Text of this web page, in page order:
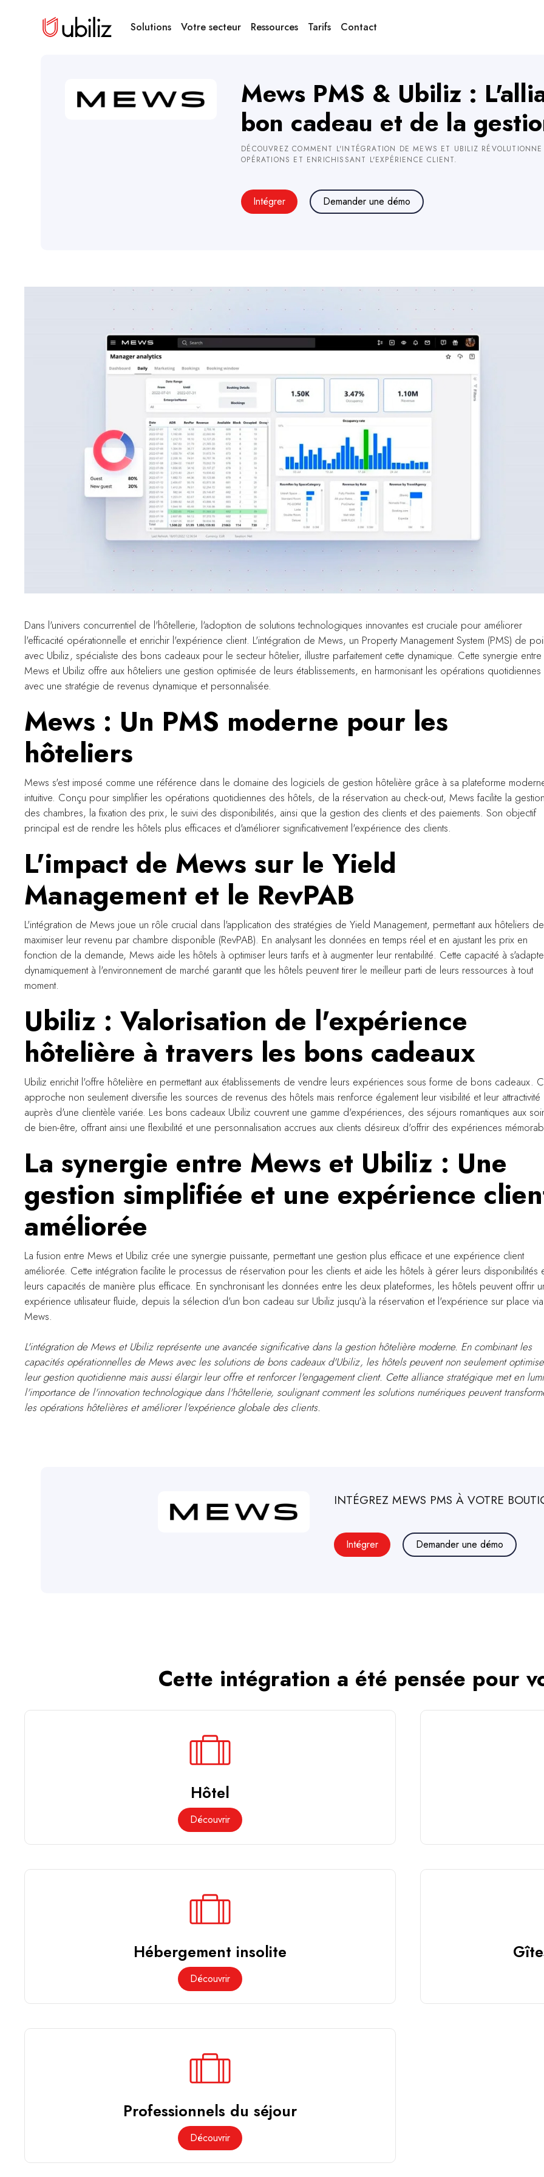
Solutions Votre secteur Ressources Tarifs Contact
Mews PMS & Ubiliz :
bon cadeau et de la
DÉCOUVREZ COMMENT L'INTÉGRATION DE MEWS ET UBILIZ
OPÉRATIONS ET ENRICHISSANT L'EXPÉRIENCE CLIENT.
Intégrer Demander une démo
Dans l'univers concurrentiel de l'hôtellerie, l'adoption de solutions technologiques innovantes est cruciale pour améliorer
l'efficacité opérationnelle et enrichir l'expérience client. L'intégration de Mews, un Property Management System (PMS) de
avec Ubiliz, spécialiste des bons cadeaux pour le secteur hôtelier, illustre parfaitement cette dynamique. Cette synergie entre
Mews et Ubiliz offre aux hôteliers une gestion optimisée de leurs établissements, en harmonisant les opérations quotidiennes
avec une stratégie de revenus dynamique et personnalisée.
Mews : Un PMS moderne pour les
hôteliers
Mews s'est imposé comme une référence dans le domaine des logiciels de gestion hôtelière grâce à sa plateforme
intuitive. Conçu pour simplifier les opérations quotidiennes des hôtels, de la réservation au check-out, Mews facilite la gestion
des chambres, la fixation des prix, le suivi des disponibilités, ainsi que la gestion des clients et des paiements. Son objectif
principal est de rendre les hôtels plus efficaces et d'améliorer significativement l'expérience des clients.
L'impact de Mews sur le Yield
Management et le RevPAB
L'intégration de Mews joue un rôle crucial dans l'application des stratégies de Yield Management, permettant aux hôteliers de
maximiser leur revenu par chambre disponible (RevPAB). En analysant les données en temps réel et en ajustant les prix en
fonction de la demande, Mews aide les hôtels à optimiser leurs tarifs et à augmenter leur rentabilité. Cette capacité à
dynamiquement à l'environnement de marché garantit que les hôtels peuvent tirer le meilleur parti de leurs ressources à tout
moment.
Ubiliz : Valorisation de l'expérience
hôtelière à travers les bons cadeaux
Ubiliz enrichit l'offre hôtelière en permettant aux établissements de vendre leurs expériences sous forme de bons cadeaux.
approche non seulement diversifie les sources de revenus des hôtels mais renforce également leur visibilité et leur attractivité
auprès d'une clientèle variée. Les bons cadeaux Ubiliz couvrent une gamme d'expériences, des séjours romantiques aux
de bien-être, offrant ainsi une flexibilité et une personnalisation accrues aux clients désireux d'offrir des expériences
La synergie entre Mews et Ubiliz : Une
gestion simplifiée et une expérience
améliorée
La fusion entre Mews et Ubiliz crée une synergie puissante, permettant une gestion plus efficace et une expérience client
améliorée. Cette intégration facilite le processus de réservation pour les clients et aide les hôtels à gérer leurs disponibilités
leurs capacités de manière plus efficace. En synchronisant les données entre les deux plateformes, les hôtels peuvent offrir
expérience utilisateur fluide, depuis la sélection d'un bon cadeau sur Ubiliz jusqu'à la réservation et l'expérience sur place via
Mews.
L'intégration de Mews et Ubiliz représente une avancée significative dans la gestion hôtelière moderne. En combinant les
capacités opérationnelles de Mews avec les solutions de bons cadeaux d'Ubiliz, les hôtels peuvent non seulement
leur gestion quotidienne mais aussi élargir leur offre et renforcer l'engagement client. Cette alliance stratégique met en
l'importance de l'innovation technologique dans l'hôtellerie, soulignant comment les solutions numériques peuvent
les opérations hôtelières et améliorer l'expérience globale des clients.
INTÉGREZ MEWS PMS À VOTRE
Intégrer Demander une démo
Cette intégration a été pensée pour
Hôtel
Découvrir
Hébergement insolite
Découvrir
Professionnels du séjour
Découvrir